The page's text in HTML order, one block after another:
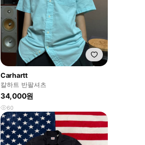
Carhartt
칼하트 반팔셔츠
34,000원
60